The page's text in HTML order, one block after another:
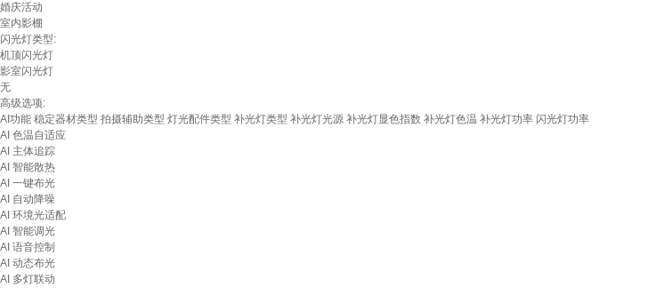
婚庆活动
室内影棚
闪光灯类型:
机顶闪光灯
影室闪光灯
无
高级选项:
AI功能 稳定器材类型 拍摄辅助类型 灯光配件类型 补光灯类型 补光灯光源 补光灯显色指数 补光灯色温 补光灯功率 闪光灯功率
AI 色温自适应
AI 主体追踪
AI 智能散热
AI 一键布光
AI 自动降噪
AI 环境光适配
AI 智能调光
AI 语音控制
AI 动态布光
AI 多灯联动